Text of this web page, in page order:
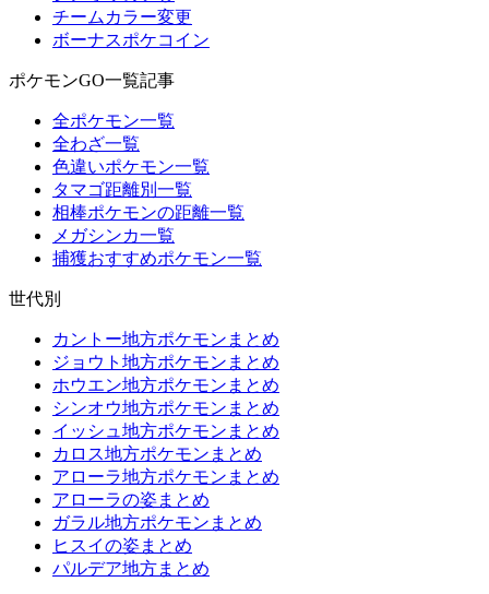
チームカラー変更
ボーナスポケコイン
ポケモンGO一覧記事
全ポケモン一覧
全わざ一覧
色違いポケモン一覧
タマゴ距離別一覧
相棒ポケモンの距離一覧
メガシンカ一覧
捕獲おすすめポケモン一覧
世代別
カントー地方ポケモンまとめ
ジョウト地方ポケモンまとめ
ホウエン地方ポケモンまとめ
シンオウ地方ポケモンまとめ
イッシュ地方ポケモンまとめ
カロス地方ポケモンまとめ
アローラ地方ポケモンまとめ
アローラの姿まとめ
ガラル地方ポケモンまとめ
ヒスイの姿まとめ
パルデア地方まとめ